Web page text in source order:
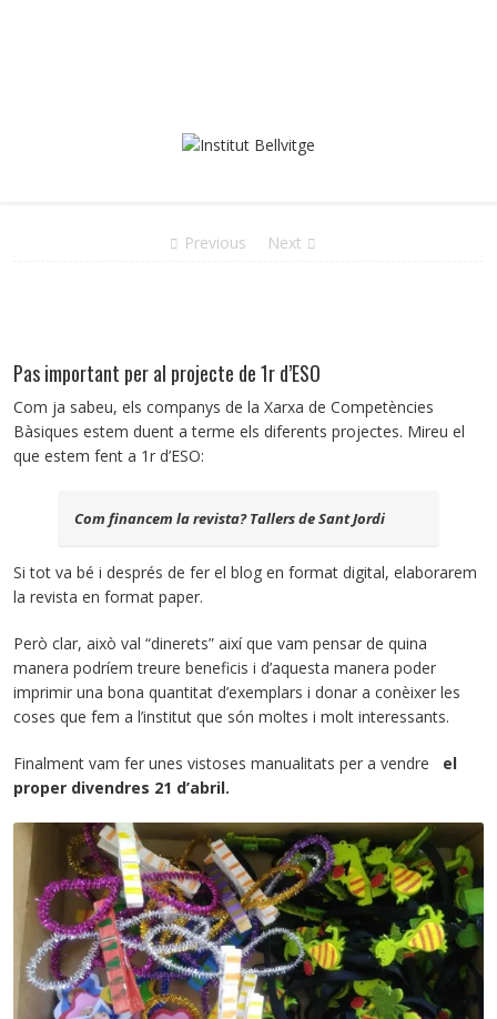
Previous Next
Pas important per al projecte de 1r d’ESO
Com ja sabeu, els companys de la Xarxa de Competències
Bàsiques estem duent a terme els diferents projectes. Mireu el
que estem fent a 1r d’ESO:
Com financem la revista? Tallers de Sant Jordi
Si tot va bé i després de fer el blog en format digital, elaborarem
la revista en format paper.
Però clar, això val “dinerets” així que vam pensar de quina
manera podríem treure beneficis i d’aquesta manera poder
imprimir una bona quantitat d’exemplars i donar a conèixer les
coses que fem a l’institut que són moltes i molt interessants.
Finalment vam fer unes vistoses manualitats per a vendre
el
proper divendres 21 d’abril.